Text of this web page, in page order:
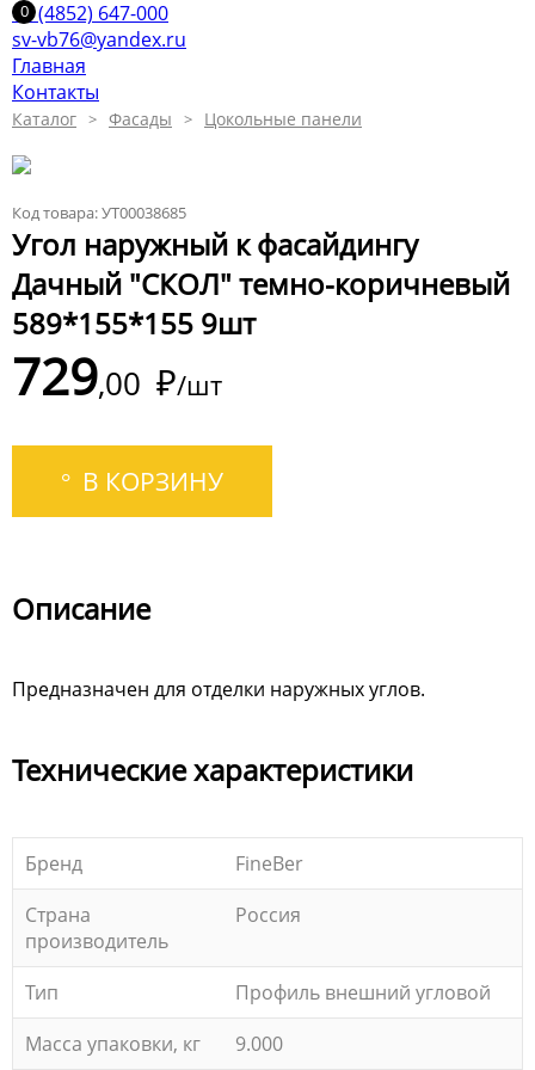
+7 (4852) 647-000
sv-vb76@yandex.ru
Главная
Контакты
Каталог Фасады Цокольные панели
Код товара: УТ00038685
Угол наружный к фасайдингу
Дачный "СКОЛ" темно-коричневый
589*155*155 9шт
729 00 ₽/шт
В КОРЗИНУ
Описание
Предназначен для отделки наружных углов.
Технические характеристики
Бренд
FineBer
Страна
производитель
Россия
Тип
Профиль внешний угловой
Масса упаковки, кг
9.000